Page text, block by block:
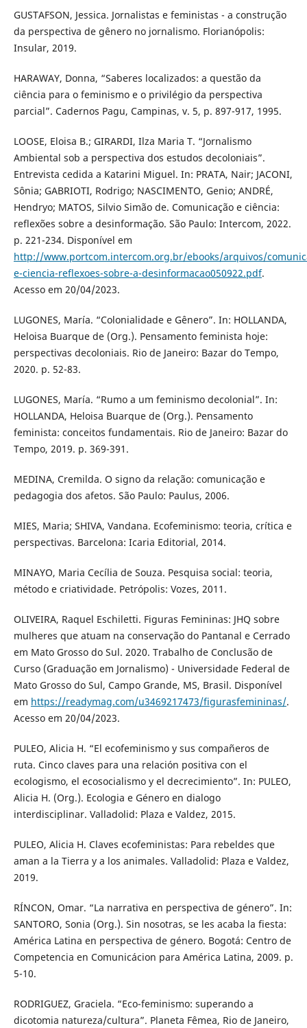
GUSTAFSON, Jessica. Jornalistas e feministas - a construção
da perspectiva de gênero no jornalismo. Florianópolis:
Insular, 2019.
HARAWAY, Donna, “Saberes localizados: a questão da
ciência para o feminismo e o privilégio da perspectiva
parcial”. Cadernos Pagu, Campinas, v. 5, p. 897-917, 1995.
LOOSE, Eloisa B.; GIRARDI, Ilza Maria T. “Jornalismo
Ambiental sob a perspectiva dos estudos decoloniais”.
Entrevista cedida a Katarini Miguel. In: PRATA, Nair; JACONI,
Sônia; GABRIOTI, Rodrigo; NASCIMENTO, Genio; ANDRÉ,
Hendryo; MATOS, Silvio Simão de. Comunicação e ciência:
reflexões sobre a desinformação. São Paulo: Intercom, 2022.
p. 221-234. Disponível em
http://www.portcom.intercom.org.br/ebooks/arquivos/
e-ciencia-reflexoes-sobre-a-desinformacao050922.pdf.
Acesso em 20/04/2023.
LUGONES, María. “Colonialidade e Gênero”. In: HOLLANDA,
Heloisa Buarque de (Org.). Pensamento feminista hoje:
perspectivas decoloniais. Rio de Janeiro: Bazar do Tempo,
2020. p. 52-83.
LUGONES, María. “Rumo a um feminismo decolonial”. In:
HOLLANDA, Heloisa Buarque de (Org.). Pensamento
feminista: conceitos fundamentais. Rio de Janeiro: Bazar do
Tempo, 2019. p. 369-391.
MEDINA, Cremilda. O signo da relação: comunicação e
pedagogia dos afetos. São Paulo: Paulus, 2006.
MIES, Maria; SHIVA, Vandana. Ecofeminismo: teoria, crítica e
perspectivas. Barcelona: Icaria Editorial, 2014.
MINAYO, Maria Cecília de Souza. Pesquisa social: teoria,
método e criatividade. Petrópolis: Vozes, 2011.
OLIVEIRA, Raquel Eschiletti. Figuras Femininas: JHQ sobre
mulheres que atuam na conservação do Pantanal e Cerrado
em Mato Grosso do Sul. 2020. Trabalho de Conclusão de
Curso (Graduação em Jornalismo) - Universidade Federal de
Mato Grosso do Sul, Campo Grande, MS, Brasil. Disponível
em https://readymag.com/u3469217473/figurasfemininas/.
Acesso em 20/04/2023.
PULEO, Alicia H. “El ecofeminismo y sus compañeros de
ruta. Cinco claves para una relación positiva con el
ecologismo, el ecosocialismo y el decrecimiento”. In: PULEO,
Alicia H. (Org.). Ecologia e Género en dialogo
interdisciplinar. Valladolid: Plaza e Valdez, 2015.
PULEO, Alicia H. Claves ecofeministas: Para rebeldes que
aman a la Tierra y a los animales. Valladolid: Plaza e Valdez,
2019.
RÍNCON, Omar. “La narrativa en perspectiva de género”. In:
SANTORO, Sonia (Org.). Sin nosotras, se les acaba la fiesta:
América Latina en perspectiva de género. Bogotá: Centro de
Competencia en Comunicácion para América Latina, 2009. p.
5-10.
RODRIGUEZ, Graciela. “Eco-feminismo: superando a
dicotomia natureza/cultura”. Planeta Fêmea, Rio de Janeiro,